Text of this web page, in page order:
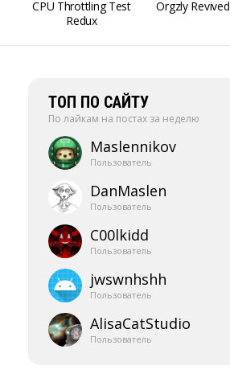
CPU Throttling Test
Redux
Orgzly Revived
ТОП ПО САЙТУ
По лайкам на постах за неделю
Maslennikov
Пользователь
DanMaslen
Пользователь
C00lkidd
Пользователь
jwswnhshh
Пользователь
AlisaCatStudio
Пользователь